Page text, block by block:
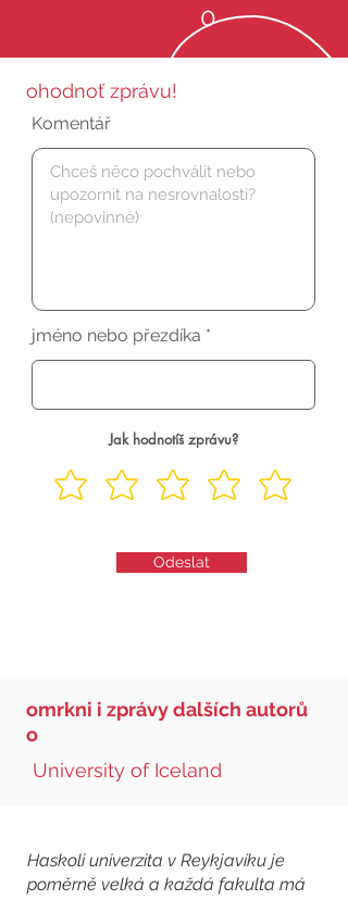
0
ohodnoť zprávu!
Komentář
jméno nebo přezdíka
Jak hodnotíš zprávu?
Odeslat
omrkni i zprávy dalších autorů
o
University of Iceland
Haskoli univerzita v Reykjavíku je
poměrně velká a každá fakulta má